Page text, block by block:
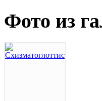
Фото из